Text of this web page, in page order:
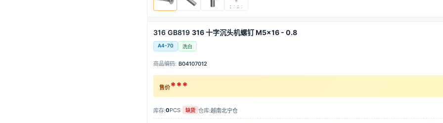
316 GB819 316 十字沉头机螺钉 M5x16 - 0.8
A4-70 洗白
商品编码: B04107012
售价***
库存:0PCS 缺货 仓库:越南北宁仓